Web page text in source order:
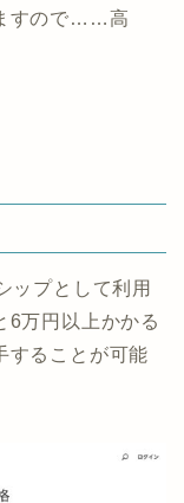
すので……高
ップとして利用
6万円以上かかる
することが可能